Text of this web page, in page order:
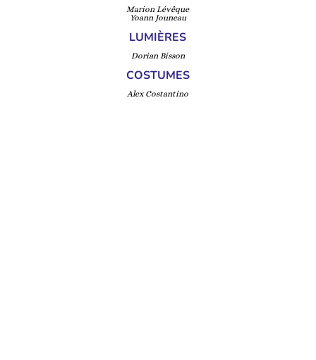
Marion Lévêque
Yoann Jouneau
LUMIÈRES
Dorian Bisson
COSTUMES
Alex Costantino